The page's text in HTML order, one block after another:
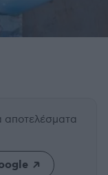
αποτελέσματα